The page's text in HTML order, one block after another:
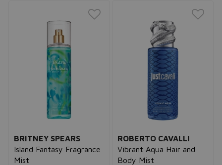
BRITNEY SPEARS
Island Fantasy Fragrance
Mist
ROBERTO CAVALLI
Vibrant Aqua Hair and
Body Mist